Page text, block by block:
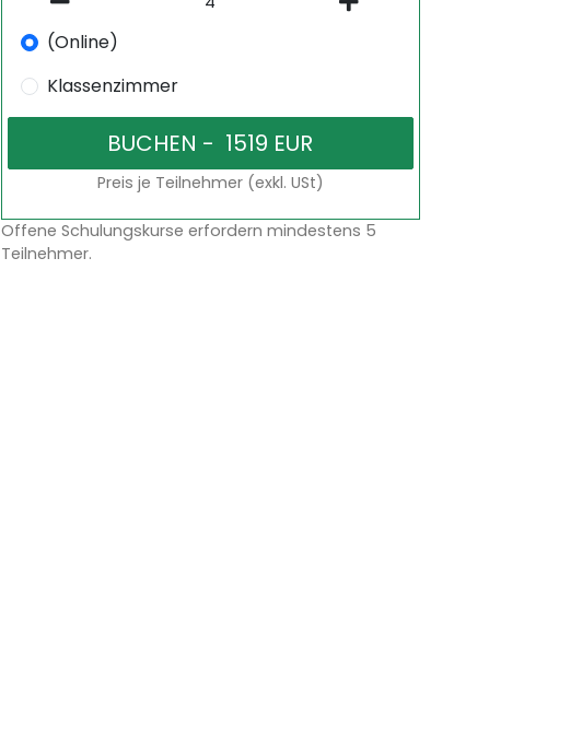
(Online)
Klassenzimmer
Preis je Teilnehmer (exkl. USt)
Offene Schulungskurse erfordern mindestens 5
Teilnehmer.